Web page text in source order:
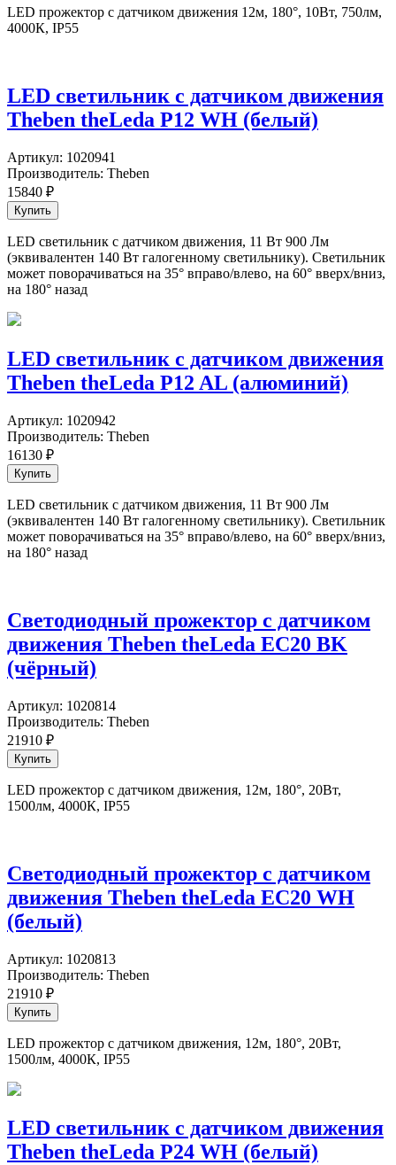
LED прожектор с датчиком движения 12м, 180°, 10Вт, 750лм,
4000К, IP55
LED светильник c датчиком движения
Theben theLeda P12 WH (белый)
Артикул: 1020941
Производитель: Theben
15840 ₽
LED светильник с датчиком движения, 11 Вт 900 Лм
(эквивалентен 140 Вт галогенному светильнику). Светильник
может поворачиваться на 35° вправо/влево, на 60° вверх/вниз,
на 180° назад
LED светильник c датчиком движения
Theben theLeda P12 AL (алюминий)
Артикул: 1020942
Производитель: Theben
16130 ₽
LED светильник с датчиком движения, 11 Вт 900 Лм
(эквивалентен 140 Вт галогенному светильнику). Светильник
может поворачиваться на 35° вправо/влево, на 60° вверх/вниз,
на 180° назад
Светодиодный прожектор с датчиком
движения Theben theLeda EC20 BK
(чёрный)
Артикул: 1020814
Производитель: Theben
21910 ₽
LED прожектор с датчиком движения, 12м, 180°, 20Вт,
1500лм, 4000К, IP55
Светодиодный прожектор с датчиком
движения Theben theLeda EC20 WH
(белый)
Артикул: 1020813
Производитель: Theben
21910 ₽
LED прожектор с датчиком движения, 12м, 180°, 20Вт,
1500лм, 4000К, IP55
LED светильник c датчиком движения
Theben theLeda P24 WH (белый)